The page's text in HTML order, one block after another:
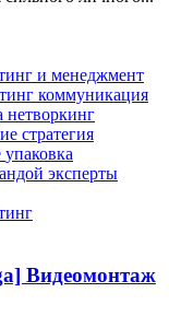
и менеджмент
коммуникация
нетворкинг
стратегия
упаковка
эксперты
Видеомонтаж